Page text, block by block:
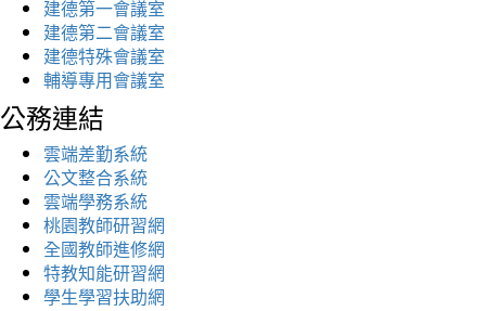
建德第一會議室
建德第二會議室
建德特殊會議室
輔導專用會議室
公務連結
雲端差勤系統
公文整合系統
雲端學務系統
桃園教師研習網
全國教師進修網
特教知能研習網
學生學習扶助網